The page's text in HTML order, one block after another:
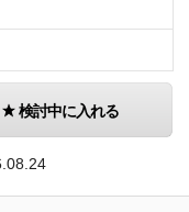
検討中に入れる